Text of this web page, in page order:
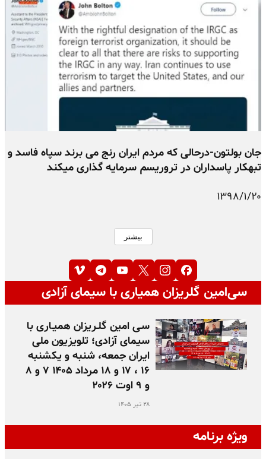
جان بولتون-درحالی که مردم ایران رنج می برند سپاه فاسد و
تبهکار پاسداران در تروریسم سرمایه گذاری میکند
۱۳۹۸/۱/۲۰
بیشتر
سی‌امین گلریزان همیاری با سیمای آزادی
سـی امین گلـریزان همیـاری با
سیمای آزادی؛ تلویزیون ملی
ایران جمعه، شنبه و یکشنبه
۱۶ ، ۱۷ و ۱۸ مرداد ۱۴۰۵ ۷ و ۸
و ۹ اوت ۲۰۲۶
۲۸ تیر ۱۴۰۵
ویژه برنامه